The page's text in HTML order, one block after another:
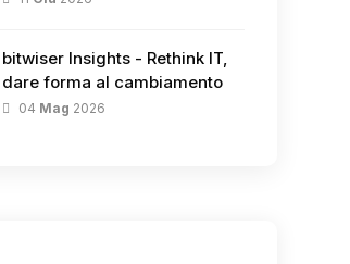
bitwiser Insights - Rethink IT,
dare forma al cambiamento
04 Mag 2026